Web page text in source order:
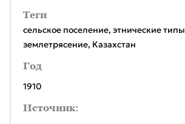
Теги
сельское поселение, этнические типы
землетрясение, Казахстан
Год
1910
Источник: